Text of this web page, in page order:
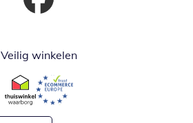
Opent in nieuw venster
Veilig winkelen
Opent in nieuw venster
Opent in nieuw venster